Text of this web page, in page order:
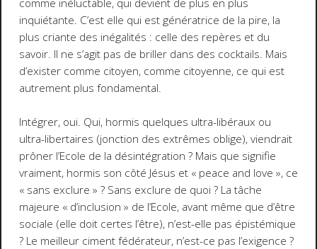
comme inéluctable, qui devient de plus en plus
inquiétante. C’est elle qui est génératrice de la pire, la
plus criante des inégalités : celle des repères et du
savoir. Il ne s’agit pas de briller dans des cocktails. Mais
d’exister comme citoyen, comme citoyenne, ce qui est
autrement plus fondamental.
Intégrer, oui. Qui, hormis quelques ultra-libéraux ou
ultra-libertaires (jonction des extrêmes oblige), viendrait
prôner l’Ecole de la désintégration ? Mais que signifie
vraiment, hormis son côté Jésus et « peace and love », ce
« sans exclure » ? Sans exclure de quoi ? La tâche
majeure « d’inclusion » de l’Ecole, avant même que d’être
sociale (elle doit certes l’être), n’est-elle pas épistémique
? Le meilleur ciment fédérateur, n’est-ce pas l’exigence ?